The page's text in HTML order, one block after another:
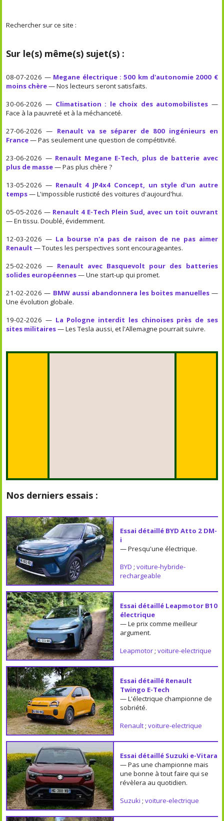
Rechercher sur ce site :
Sur le(s) même(s) sujet(s) :
08-07-2026 — Megane électrique : 500 km d'autonomie 2000 €
moins chère— Nos lecteurs seront satisfaits.
30-06-2026 — Climatisation : le choix des automobilistes —
Face à la pauvreté et à la méchanceté.
27-06-2026 — Renault va se séparer de 800 ingénieurs en
France— Pas seulement une question de compétitivité.
23-06-2026 — Renault Megane E-Tech, plus de batterie avec
plus de masse— Pas plus chère ?
13-05-2026 — Renault 4 JP4x4 Concept, un style d'un autre
temps— L'impossible rusticité des voitures d'aujourd'hui.
05-05-2026 — Renault 4 E-Tech Plein Sud, avec un toit ouvrant
— En tissu. Doublé, évidemment.
12-03-2026 — La bourse n'a pas de raison de ne pas aimer
Renault — Toutes les perspectives sont encourageantes.
25-02-2026 — Renault avec Basquevolt pour des batteries
solides européennes— Une start-up qui promet.
21-02-2026 — BMW aussi abandonnera les boites manuelles—
Une évolution globale.
19-02-2026 — La Pologne interdit les chinoises près de ses
sites militaires— Les Tesla aussi, et l'Allemagne pourrait suivre.
Nos derniers essais :
Essai détaillé BYD Atto 2 DM-
i
— Presqu'une électrique.
BYD ; voiture-hybride-
rechargeable
Essai détaillé Leapmotor B10
électrique
— Le prix comme meilleur
argument.
Leapmotor; voiture-electrique
Essai détaillé Renault
Twingo E-Tech
— L'électrique championne de
sobriété.
Renault; voiture-electrique
Essai détaillé Suzuki e-Vitara
— Pas une championne mais
une bonne à tout faire qui se
révèlera au quotidien.
Suzuki ; voiture-electrique